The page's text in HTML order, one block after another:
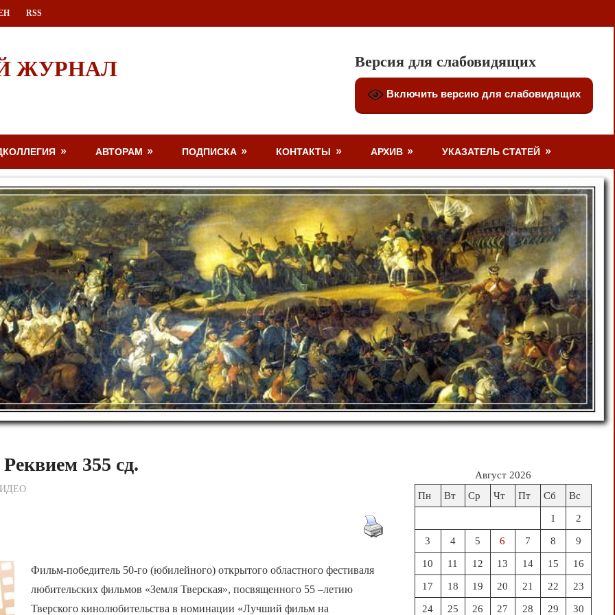
RSS
ЖУРНАЛ Версия для слабовидящих
Включить версию для слабовидящих
АВТОРАМ ПОДПИСКА КОНТАКТЫ АРХИВ УКАЗАТЕЛЬ СТАТЕЙ
355 сд.
по Редакции
Фильм-победитель 50-го (юбилейного) открытого областного фестиваля
любительских фильмов «Земля Тверская», посвященного 55 –летию
Тверского кинолюбительства в номинации «Лучший фильм на
Август 2026
Пн
Вт Ср Чт Пт Сб Вс
1 2
3 4 5 6 7 8 9
10 11 12 13 14 15 16
17 18 19 20 21 22 23
24 25 26 27 28 29 30